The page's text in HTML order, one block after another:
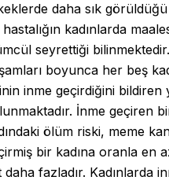
daha sık
kadınlarda
seyrettiği bilinmektedir.
boyunca her beş
inme geçirdiğini bildiren
İnme geçiren
ölüm riski, meme
bir kadına oranla en
daha fazladır. Kadınlarda